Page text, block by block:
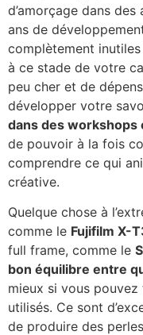
d’amorçage dans
ans de
complètement
à ce stade de votre
peu cher et de
développer votre
dans des workshops
de pouvoir à la fois
comprendre ce qui
créative.
Quelque chose à
comme le Fujifilm X-
full frame, comme le
bon équilibre entre
mieux si vous
utilisés. Ce sont
de produire des